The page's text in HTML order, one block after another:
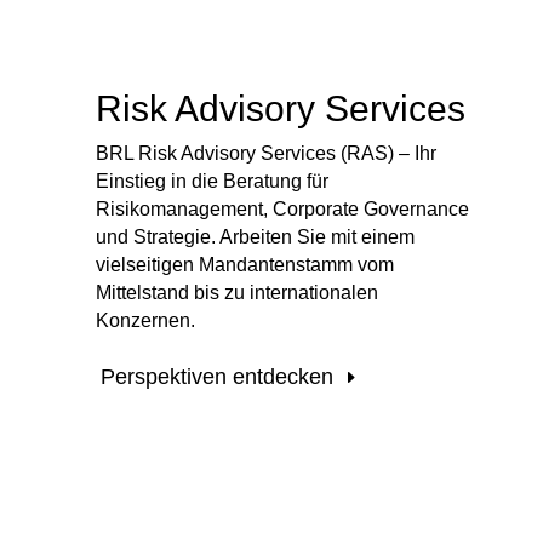
Risk Advisory Services
BRL Risk Advisory Services (RAS) – Ihr
Einstieg in die Beratung für
Risikomanagement, Corporate Governance
und Strategie. Arbeiten Sie mit einem
vielseitigen Mandantenstamm vom
Mittelstand bis zu internationalen
Konzernen.
Perspektiven entdecken